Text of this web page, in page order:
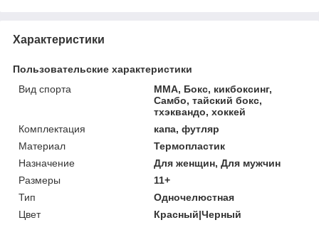
Характеристики
Пользовательские характеристики
Вид спорта
MMA, Бокс, кикбоксинг,
Самбо, тайский бокс,
тхэквандо, хоккей
Комплектация
капа, футляр
Материал
Термопластик
Назначение
Для женщин, Для мужчин
Размеры
11+
Тип
Одночелюстная
Цвет
Красный|Черный